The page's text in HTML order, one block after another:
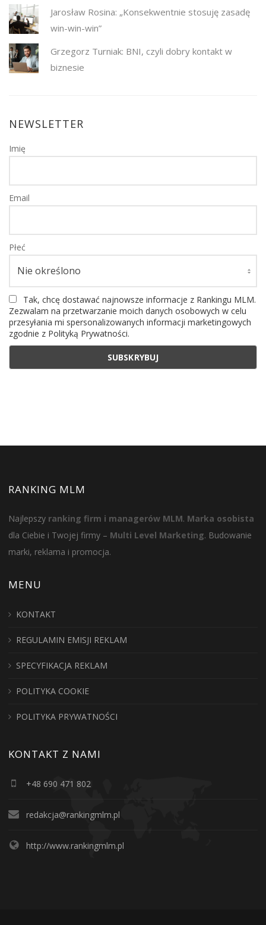
Jarosław Rosina: „Konsekwentnie stosuję zasadę
win-win-win”
Grzegorz Turniak: BNI, czyli dobry kontakt w
biznesie
NEWSLETTER
Imię
Email
Płeć
Tak, chcę dostawać najnowsze informacje z Rankingu MLM.
Zezwalam na przetwarzanie moich danych osobowych w celu
przesyłania mi spersonalizowanych informacji marketingowych
zgodnie z Polityką Prywatności.
RANKING MLM
Najlepszy ranking firm i managerów MLM. Marka osobista
dla Ciebie i Twojej firmy – Multi Level Marketing. Budowanie
marki, reklama i promocja.
MENU
KONTAKT
REGULAMIN EMISJI REKLAM
SPECYFIKACJA REKLAM
POLITYKA COOKIE
POLITYKA PRYWATNOŚCI
KONTAKT Z NAMI
+48 690 471 802
redakcja@rankingmlm.pl
http://www.rankingmlm.pl